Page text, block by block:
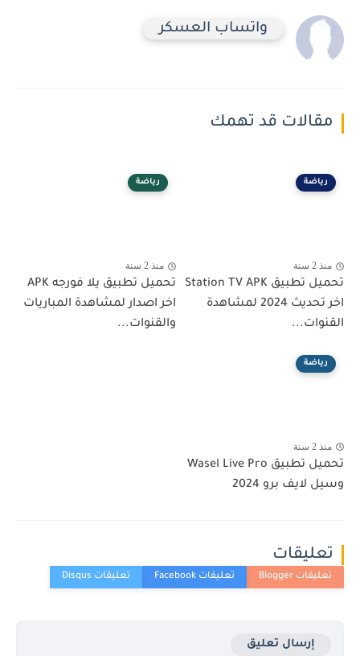
واتساب العسكر
مقالات قد تهمك
رياضة
منذ 2 سنة
تحميل تطبيق Station TV APK
اخر تحديث 2024 لمشاهدة
القنوات...
رياضة
منذ 2 سنة
تحميل تطبيق يلا فورجه APK
اخر اصدار لمشاهدة المباريات
والقنوات...
رياضة
منذ 2 سنة
تحميل تطبيق Wasel Live Pro
وسيل لايف برو 2024
تعليقات
إرسال تعليق